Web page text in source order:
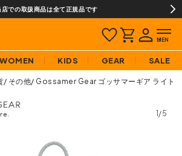
店での取扱商品は全て正規品です
WOMEN KIDS GEAR SALE
その他 Gossamer Gear ゴッサマーギア ライト
1/5